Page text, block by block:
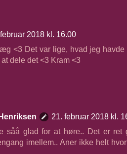
2018 kl. 16.00
<3 Det var lige, hvad jeg
dele det <3 Kram <3
21. februar 2018 kl.
såå glad for at høre.. Det er ret
imellem.. Aner ikke helt